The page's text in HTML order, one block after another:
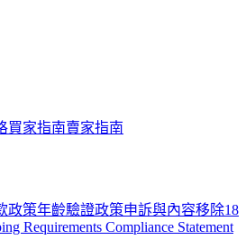
買家指南賣家指南
政策年齡驗證政策申訴與內容移除18
Requirements Compliance Statement